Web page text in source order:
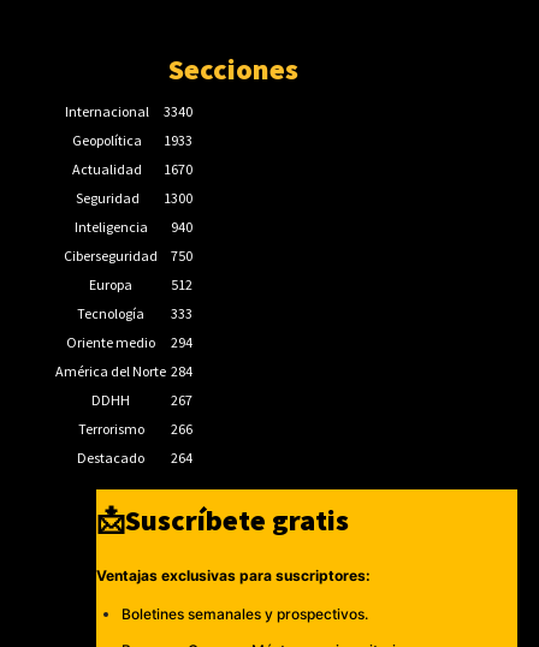
Secciones
Internacional
3340
Geopolítica
1933
Actualidad
1670
Seguridad
1300
Inteligencia
940
Ciberseguridad
750
Europa
512
Tecnología
333
Oriente medio
294
América del Norte 284
DDHH
267
Terrorismo
266
Destacado
264
📩Suscríbete gratis
Ventajas exclusivas para suscriptores:
Boletines semanales y prospectivos.